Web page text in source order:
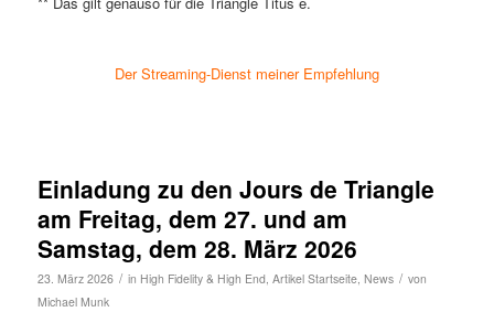
Der Streaming-Dienst meiner Empfehlung
Einladung zu den Jours de Triangle
am Freitag, dem 27. und am
Samstag, dem 28. März 2026
23. März 2026 / in High Fidelity & High End, Artikel Startseite, News / von
Michael Munk